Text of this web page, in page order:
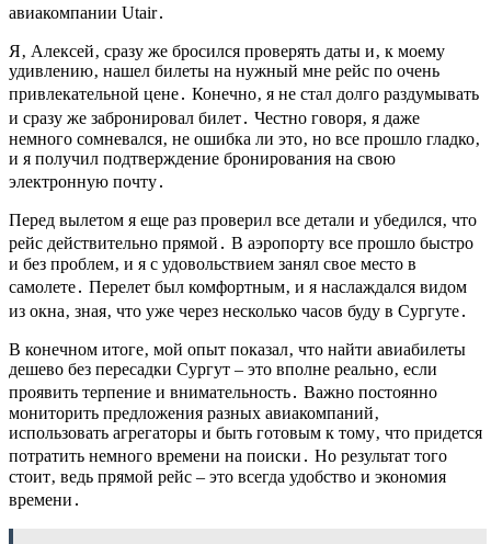
авиакомпании Utair․
Я‚ Алексей‚ сразу же бросился проверять даты и‚ к моему
удивлению‚ нашел билеты на нужный мне рейс по очень
привлекательной цене․ Конечно‚ я не стал долго раздумывать
и сразу же забронировал билет․ Честно говоря‚ я даже
немного сомневался‚ не ошибка ли это‚ но все прошло гладко‚
и я получил подтверждение бронирования на свою
электронную почту․
Перед вылетом я еще раз проверил все детали и убедился‚ что
рейс действительно прямой․ В аэропорту все прошло быстро
и без проблем‚ и я с удовольствием занял свое место в
самолете․ Перелет был комфортным‚ и я наслаждался видом
из окна‚ зная‚ что уже через несколько часов буду в Сургуте․
В конечном итоге‚ мой опыт показал‚ что найти авиабилеты
дешево без пересадки Сургут – это вполне реально‚ если
проявить терпение и внимательность․ Важно постоянно
мониторить предложения разных авиакомпаний‚
использовать агрегаторы и быть готовым к тому‚ что придется
потратить немного времени на поиски․ Но результат того
стоит‚ ведь прямой рейс – это всегда удобство и экономия
времени․